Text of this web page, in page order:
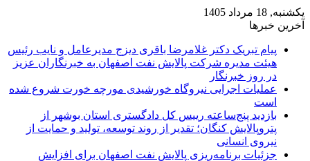
یکشنبه, 18 مرداد 1405
آخرین خبرها
پیام تبریک دکتر غلامرضا باقری دیزج مدیرعامل و نایب رئیس
هیئت مدیره شرکت پالایش نفت اصفهان به خبرنگاران عزیز
در روز خبرنگار
عملیات اجرایی نیروگاه خورشیدی مورچه خورت شروع شده
است
بازدید پنج‌ساعته رییس کل دادگستری استان بوشهر از
پتروپالایش کنگان؛ تقدیر از روند توسعه، تولید و حمایت از
نیروی انسانی
جزئیات برنامه‌ریزی پالایش نفت اصفهان برای افزایش